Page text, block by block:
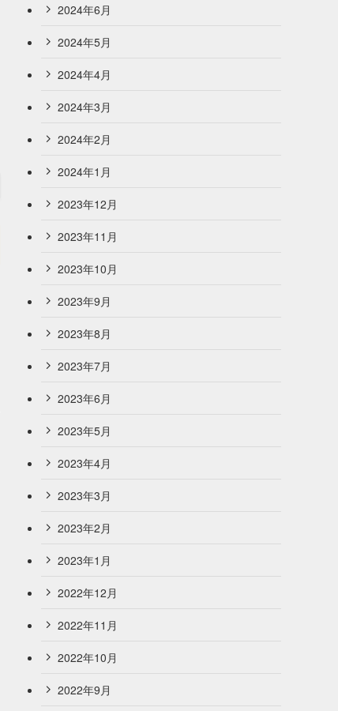
2024年6月
2024年5月
2024年4月
2024年3月
2024年2月
2024年1月
2023年12月
2023年11月
2023年10月
2023年9月
2023年8月
2023年7月
2023年6月
2023年5月
2023年4月
2023年3月
2023年2月
2023年1月
2022年12月
2022年11月
2022年10月
2022年9月